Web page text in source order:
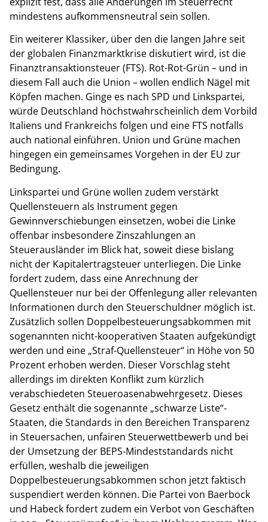
mindestens aufkommensneutral sein sollen.
Ein weiterer Klassiker, über den die langen Jahre seit
der globalen Finanzmarktkrise diskutiert wird, ist die
Finanztransaktionsteuer (FTS). Rot-Rot-Grün – und in
diesem Fall auch die Union – wollen endlich Nägel mit
Köpfen machen. Ginge es nach SPD und Linkspartei,
würde Deutschland höchstwahrscheinlich dem Vorbild
Italiens und Frankreichs folgen und eine FTS notfalls
auch national einführen. Union und Grüne machen
hingegen ein gemeinsames Vorgehen in der EU zur
Bedingung.
Linkspartei und Grüne wollen zudem verstärkt
Quellensteuern als Instrument gegen
Gewinnverschiebungen einsetzen, wobei die Linke
offenbar insbesondere Zinszahlungen an
Steuerausländer im Blick hat, soweit diese bislang
nicht der Kapitalertragsteuer unterliegen. Die Linke
fordert zudem, dass eine Anrechnung der
Quellensteuer nur bei der Offenlegung aller relevanten
Informationen durch den Steuerschuldner möglich ist.
Zusätzlich sollen Doppelbesteuerungsabkommen mit
sogenannten nicht-kooperativen Staaten aufgekündigt
werden und eine „Straf-Quellensteuer“ in Höhe von 50
Prozent erhoben werden. Dieser Vorschlag steht
allerdings im direkten Konflikt zum kürzlich
verabschiedeten Steueroasenabwehrgesetz. Dieses
Gesetz enthält die sogenannte „schwarze Liste“-
Staaten, die Standards in den Bereichen Transparenz
in Steuersachen, unfairen Steuerwettbewerb und bei
der Umsetzung der BEPS-Mindeststandards nicht
erfüllen, weshalb die jeweiligen
Doppelbesteuerungsabkommen schon jetzt faktisch
suspendiert werden können. Die Partei von Baerbock
und Habeck fordert zudem ein Verbot von Geschäften